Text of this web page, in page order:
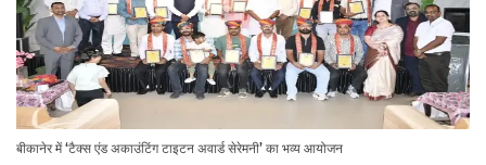
बीकानेर में ‘टैक्स एंड अकाउंटिंग टाइटन अवार्ड सेरेमनी’ का भव्य आयोजन